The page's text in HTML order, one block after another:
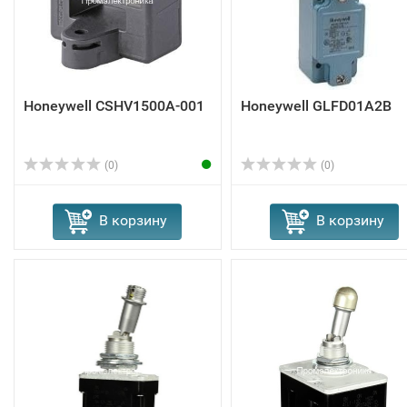
Honeywell CSHV1500A-001
(0)
В корзину
Honeywell GLFD01A2B
(0)
В корзину